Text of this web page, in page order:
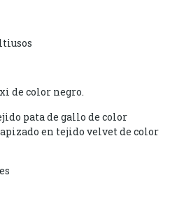
de color negro.
pata de gallo de color
en tejido velvet de color